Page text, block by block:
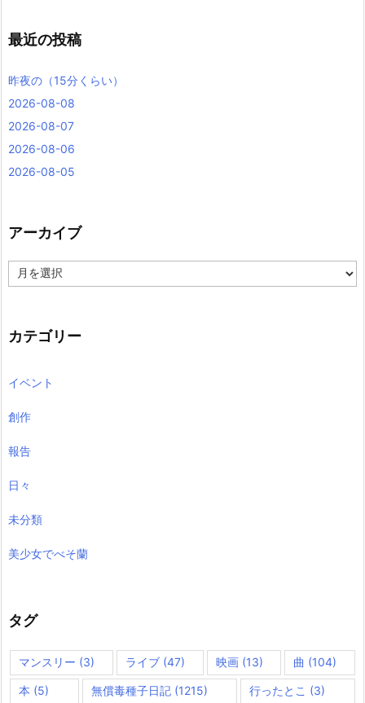
最近の投稿
昨夜の（15分くらい）
2026-08-08
2026-08-07
2026-08-06
2026-08-05
アーカイブ
ー
ブ
カテゴリー
イベント
創作
報告
日々
未分類
美少女でべそ蘭
タグ
マンスリー (3) ライブ(47) 映画(13) 曲 (104)
本 (5) 無償毒種子日記(1215) 行ったとこ (3)